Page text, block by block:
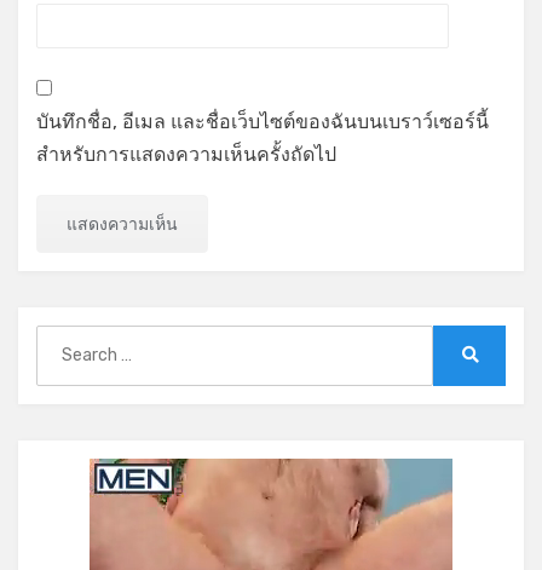
บันทึกชื่อ, อีเมล และชื่อเว็บไซต์ของฉันบนเบราว์เซอร์นี้
สำหรับการแสดงความเห็นครั้งถัดไป
for: